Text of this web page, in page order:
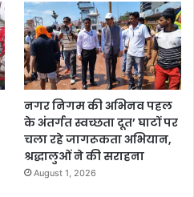
नगर निगम की अभिनव पहल
के अंतर्गत स्वच्छता दूत’ घाटों पर
चला रहे जागरूकता अभियान,
श्रद्धालुओं ने की सराहना
August 1, 2026